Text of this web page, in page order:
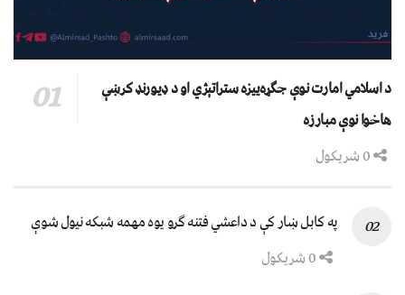
د اسلامي امارت نوې جګړه‌ییزه ستراتېژي او د ډیورنډ کرښې
هاخوا نوې مبارزه
په کابل ښار کې د داعشي فتنه ګرو يوه مهمه شبکه نيول شوې